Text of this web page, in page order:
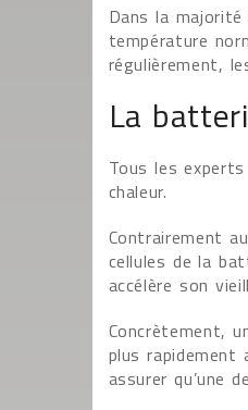
Dans la
température
régulièrement,
La
Tous les
chaleur.
Contrairement
cellules de la
accélère son
Concrètement,
plus rapidement
assurer qu’une